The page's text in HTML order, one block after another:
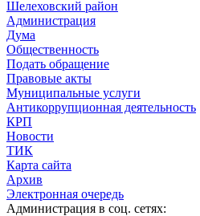
Шелеховский район
Администрация
Дума
Общественность
Подать обращение
Правовые акты
Муниципальные услуги
Антикоррупционная деятельность
КРП
Новости
ТИК
Карта сайта
Архив
Электронная очередь
Администрация в соц. сетях: